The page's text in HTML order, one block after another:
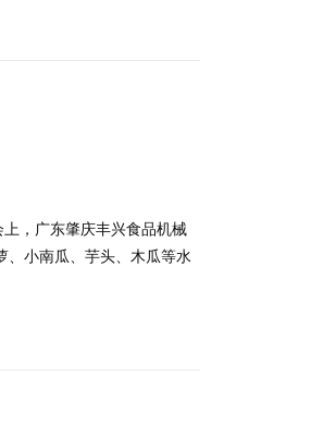
，广东肇庆丰兴食品机械
、小南瓜、芋头、木瓜等水